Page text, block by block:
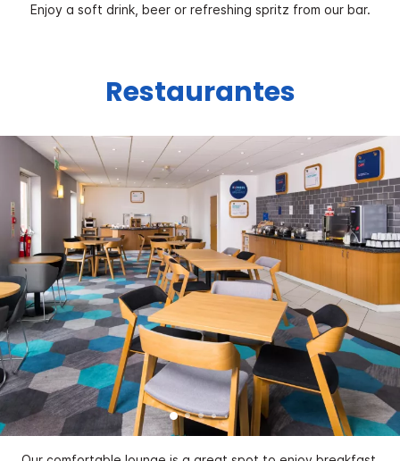
Enjoy a soft drink, beer or refreshing spritz from our bar.
Restaurantes